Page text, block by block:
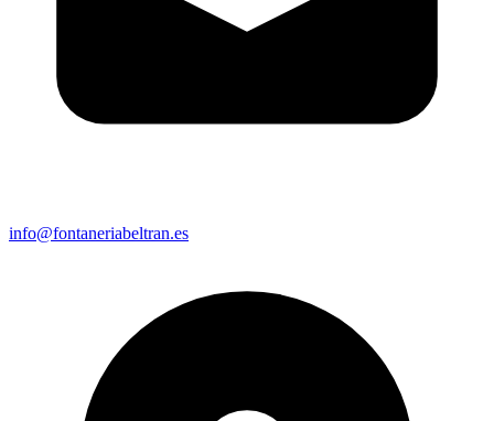
info@fontaneriabeltran.es